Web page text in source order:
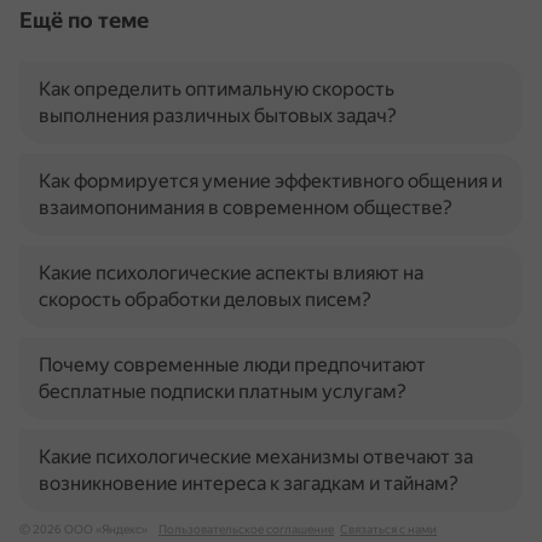
Ещё по теме
Как определить оптимальную скорость
выполнения различных бытовых задач?
Как формируется умение эффективного общения и
взаимопонимания в современном обществе?
Какие психологические аспекты влияют на
скорость обработки деловых писем?
Почему современные люди предпочитают
бесплатные подписки платным услугам?
Какие психологические механизмы отвечают за
возникновение интереса к загадкам и тайнам?
© 2026 ООО «Яндекс» Пользовательское соглашение Связаться с нами